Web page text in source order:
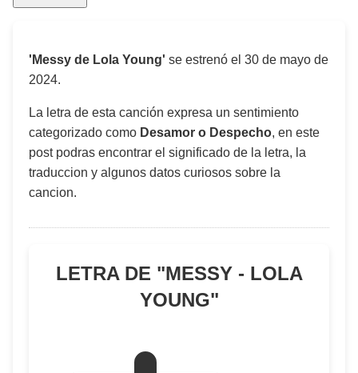
'Messy de Lola Young' se estrenó el 30 de mayo de
2024.
La letra de esta canción expresa un sentimiento
categorizado como Desamor o Despecho, en este
post podras encontrar el significado de la letra, la
traduccion y algunos datos curiosos sobre la
cancion.
LETRA DE "MESSY - LOLA
YOUNG"